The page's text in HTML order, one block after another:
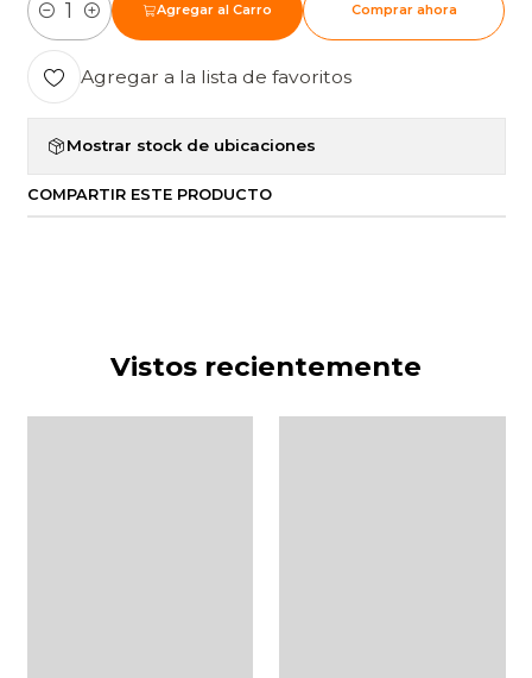
Cantidad
Agregar al Carro Comprar ahora
Agregar a la lista de favoritos
Mostrar stock de ubicaciones
COMPARTIR ESTE PRODUCTO
Vistos recientemente